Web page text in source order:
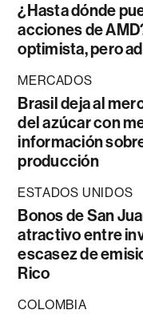
¿Hasta dónde
acciones de
optimista, pero
MERCADOS
Brasil deja al
del azúcar con
información
producción
ESTADOS UNIDOS
Bonos de San
atractivo entre
escasez de
Rico
COLOMBIA